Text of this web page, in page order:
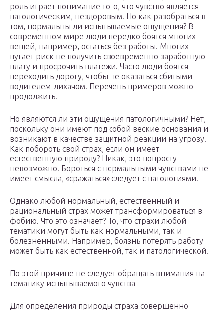
роль играет понимание того, что чувство является
патологическим, нездоровым. Но как разобраться в
том, нормальны ли испытываемые ощущения? В
современном мире люди нередко боятся многих
вещей, например, остаться без работы. Многих
пугает риск не получить своевременно заработную
плату и просрочить платежи. Часто люди боятся
переходить дорогу, чтобы не оказаться сбитыми
водителем-лихачом. Перечень примеров можно
продолжить.
Но являются ли эти ощущения патологичными? Нет,
поскольку они имеют под собой веские основания и
возникают в качестве защитной реакции на угрозу.
Как побороть свой страх, если он имеет
естественную природу? Никак, это попросту
невозможно. Бороться с нормальными чувствами не
имеет смысла, «сражаться» следует с патологиями.
Однако любой нормальный, естественный и
рациональный страх может трансформироваться в
фобию. Что это означает? То, что страхи любой
тематики могут быть как нормальными, так и
болезненными. Например, боязнь потерять работу
может быть как естественной, так и патологической.
По этой причине не следует обращать внимания на
тематику испытываемого чувства
Для определения природы страха совершенно